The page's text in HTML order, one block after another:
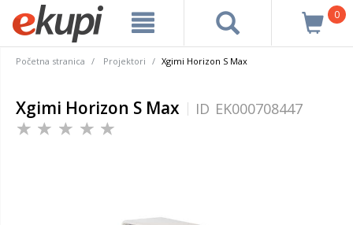
0
Početna stranica Projektori Xgimi Horizon S Max
Xgimi Horizon S Max ID EK000708447